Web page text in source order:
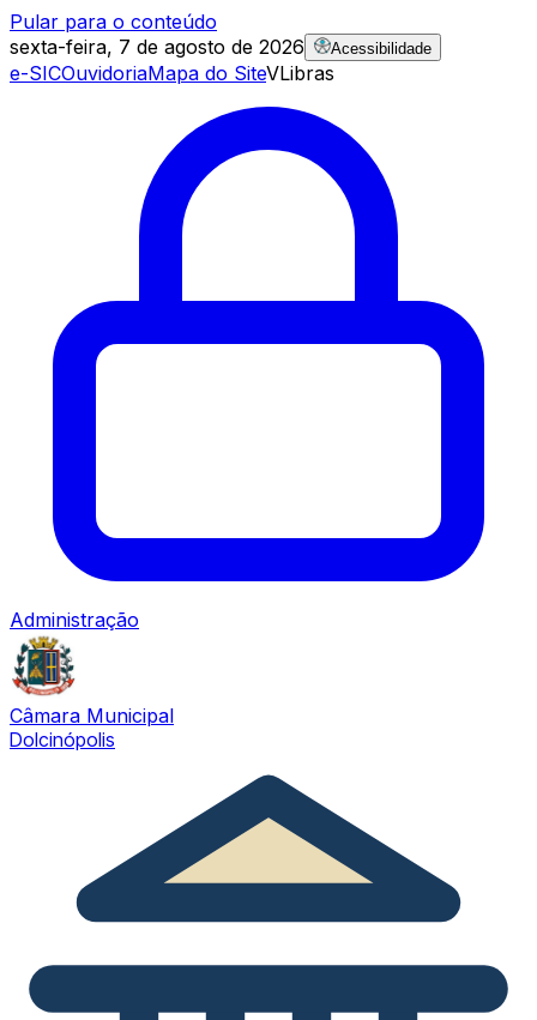
Pular para o conteúdo
sexta-feira, 7 de agosto de 2026
Acessibilidade
e-SICOuvidoriaMapa do SiteVLibras
Administração
Câmara Municipal
Dolcinópolis